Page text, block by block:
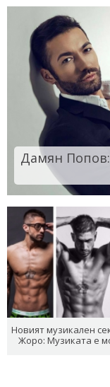
Дамян
Новият музикален
Жоро: Музиката е